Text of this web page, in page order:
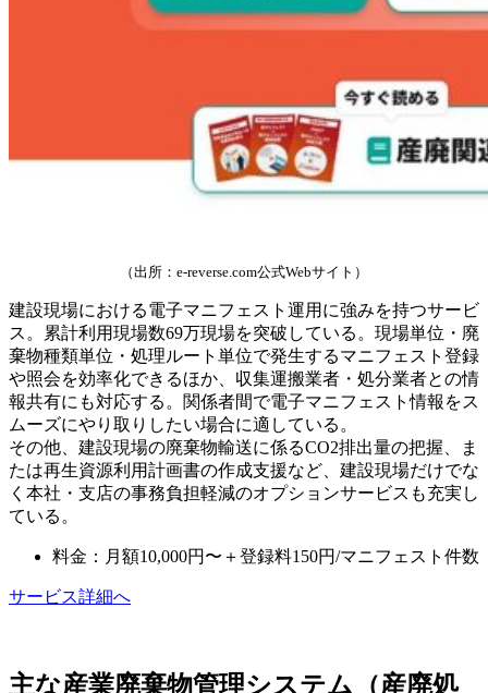
（出所：e-reverse.com公式Webサイト）
建設現場における電子マニフェスト運用に強みを持つサービ
ス。累計利用現場数69万現場を突破している。現場単位・廃
棄物種類単位・処理ルート単位で発生するマニフェスト登録
や照会を効率化できるほか、収集運搬業者・処分業者との情
報共有にも対応する。関係者間で電子マニフェスト情報をス
ムーズにやり取りしたい場合に適している。
その他、建設現場の廃棄物輸送に係るCO2排出量の把握、ま
たは再生資源利用計画書の作成支援など、建設現場だけでな
く本社・支店の事務負担軽減のオプションサービスも充実し
ている。
料金：月額10,000円〜＋登録料150円/マニフェスト件数
サービス詳細へ
主な産業廃棄物管理システム（産廃処